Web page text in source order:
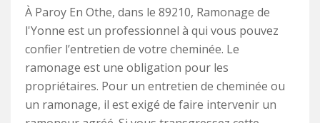
À Paroy En Othe, dans le 89210, Ramonage de
l'Yonne est un professionnel à qui vous pouvez
confier l’entretien de votre cheminée. Le
ramonage est une obligation pour les
propriétaires. Pour un entretien de cheminée ou
un ramonage, il est exigé de faire intervenir un